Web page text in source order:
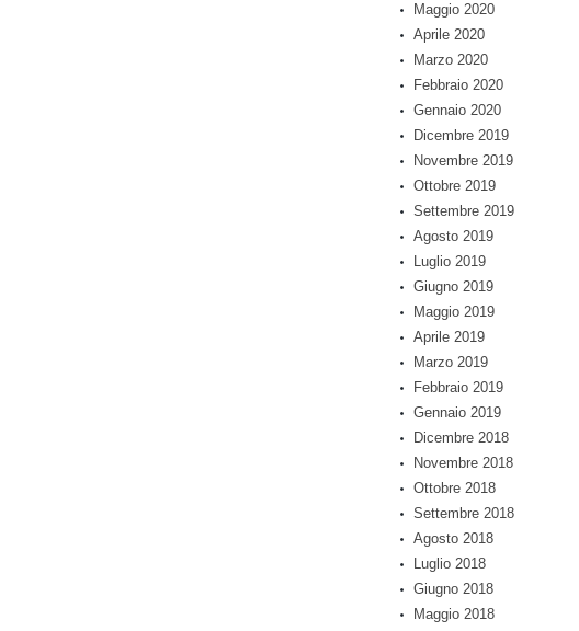
Maggio 2020
Aprile 2020
Marzo 2020
Febbraio 2020
Gennaio 2020
Dicembre 2019
Novembre 2019
Ottobre 2019
Settembre 2019
Agosto 2019
Luglio 2019
Giugno 2019
Maggio 2019
Aprile 2019
Marzo 2019
Febbraio 2019
Gennaio 2019
Dicembre 2018
Novembre 2018
Ottobre 2018
Settembre 2018
Agosto 2018
Luglio 2018
Giugno 2018
Maggio 2018